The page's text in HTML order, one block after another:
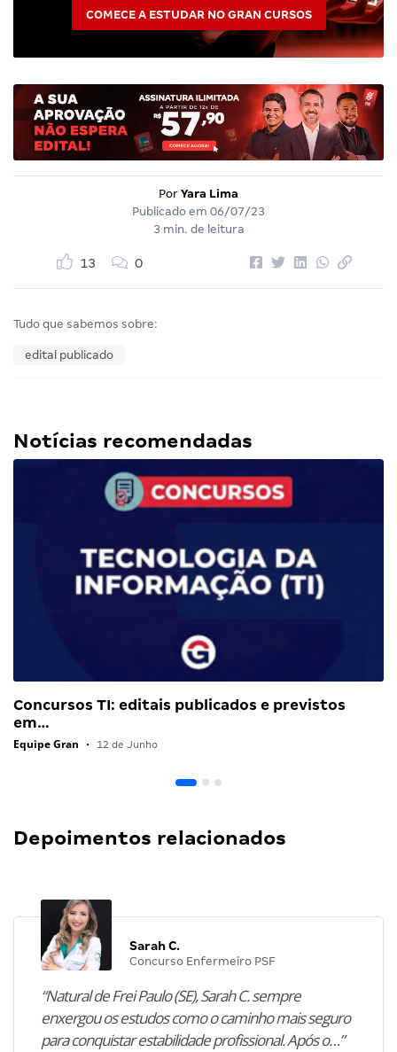
COMECE A ESTUDAR NO GRAN CURSOS
Por Yara Lima
Publicado em 06/07/23
3 min. de leitura
13 0
Tudo que sabemos sobre:
edital publicado
Notícias recomendadas
Concursos TI: editais publicados e previstos
em…
Equipe Gran • 12 de Junho
Depoimentos relacionados
Sarah C.
Concurso Enfermeiro PSF
“Natural de Frei Paulo (SE), Sarah C. sempre
enxergou os estudos como o caminho mais seguro
para conquistar estabilidade profissional. Após o…”